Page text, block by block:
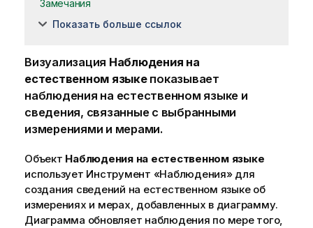
Замечания
Показать больше ссылок
Визуализация Наблюдения на
естественном языкепоказывает
наблюдения на естественном языке и
сведения, связанные с выбранными
измерениями и мерами.
Объект Наблюдения на естественном языке
использует Инструмент «Наблюдения»для
создания сведений на естественном языке об
измерениях и мерах, добавленных в диаграмму.
Диаграмма обновляет наблюдения по мере того,